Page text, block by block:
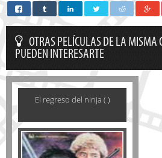
OTRAS PELÍCULAS DE LA MISMA
PUEDEN INTERESARTE
El regreso del ninja ( )